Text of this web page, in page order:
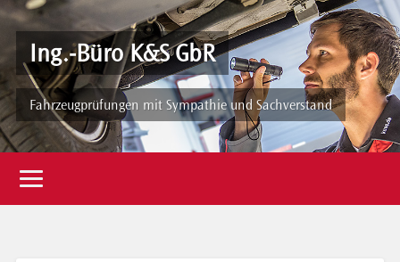
Ing.-Büro K&S GbR
Fahrzeugprüfungen mit Sympathie und Sachverstand